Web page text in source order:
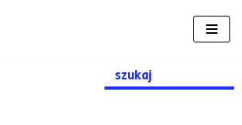
Search
for: